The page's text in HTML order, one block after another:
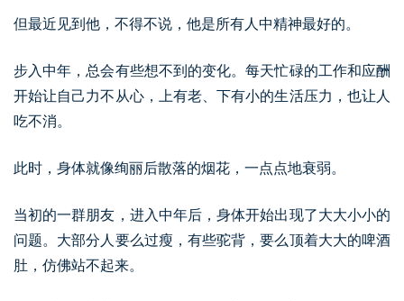
但最近见到他，不得不说，他是所有人中精神最好的。
步入中年，总会有些想不到的变化。每天忙碌的工作和应酬
开始让自己力不从心，上有老、下有小的生活压力，也让人
吃不消。
此时，身体就像绚丽后散落的烟花，一点点地衰弱。
当初的一群朋友，进入中年后，身体开始出现了大大小小的
问题。大部分人要么过瘦，有些驼背，要么顶着大大的啤酒
肚，仿佛站不起来。